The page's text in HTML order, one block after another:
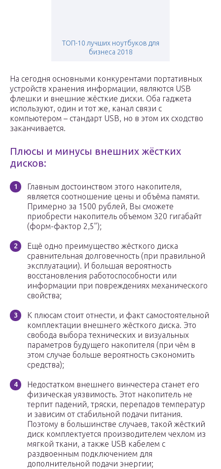
ТОП-10 лучших ноутбуков для
бизнеса 2018
На сегодня основными конкурентами портативных
устройств хранения информации, являются USB
флешки и внешние жёсткие диски. Оба гаджета
используют, один и тот же, канал связи с
компьютером – стандарт USB, но в этом их сходство
заканчивается.
Плюсы и минусы внешних жёстких
дисков:
Главным достоинством этого накопителя,
является соотношение цены и объёма памяти.
Примерно за 1500 рублей, Вы сможете
приобрести накопитель объемом 320 гигабайт
(форм-фактор 2,5”);
Ещё одно преимущество жёсткого диска
сравнительная долговечность (при правильной
эксплуатации). И большая вероятность
восстановления работоспособности или
информации при повреждениях механического
свойства;
К плюсам стоит отнести, и факт самостоятельной
комплектации внешнего жёсткого диска. Это
свобода выбора технических и визуальных
параметров будущего накопителя (при чём в
этом случае больше вероятность сэкономить
средства);
Недостатком внешнего винчестера станет его
физическая уязвимость. Этот накопитель не
терпит падений, тряски, перепадов температур
и зависим от стабильной подачи питания.
Поэтому в большинстве случаев, такой жёсткий
диск комплектуется производителем чехлом из
мягкой ткани, а также USB кабелем с
раздвоенным подключением для
дополнительной подачи энергии;